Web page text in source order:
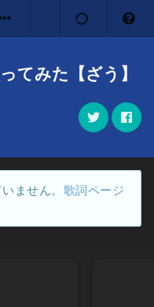
てみた【ざう】
ません。 歌詞ページ